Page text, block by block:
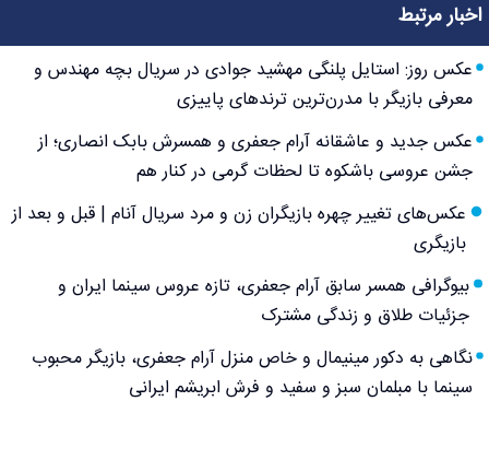
اخبار مرتبط
عکس روز: استایل پلنگی مهشید جوادی در سریال بچه مهندس و
معرفی بازیگر با مدرن‌ترین ترندهای پاییزی
عکس جدید و عاشقانه آرام جعفری و همسرش بابک انصاری؛ از
جشن عروسی باشکوه تا لحظات گرمی در کنار هم
عکس‌های تغییر چهره بازیگران زن و مرد سریال آنام | قبل و بعد از
بازیگری
بیوگرافی همسر سابق آرام جعفری، تازه عروس سینما ایران و
جزئیات طلاق و زندگی مشترک
نگاهی به دکور مینیمال و خاص منزل آرام جعفری، بازیگر محبوب
سینما با مبلمان سبز و سفید و فرش ابریشم ایرانی